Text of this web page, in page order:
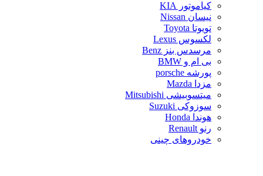
کیاموتور KIA
نیسان Nissan
تویوتا Toyota
لکسوس Lexus
مرسدس بنز Benz
بی ام و BMW
پورشه porsche
مزدا Mazda
میتسوبیشی Mitsubishi
سوزوکی Suzuki
هوندا Honda
رنو Renault
خودروهای چینی